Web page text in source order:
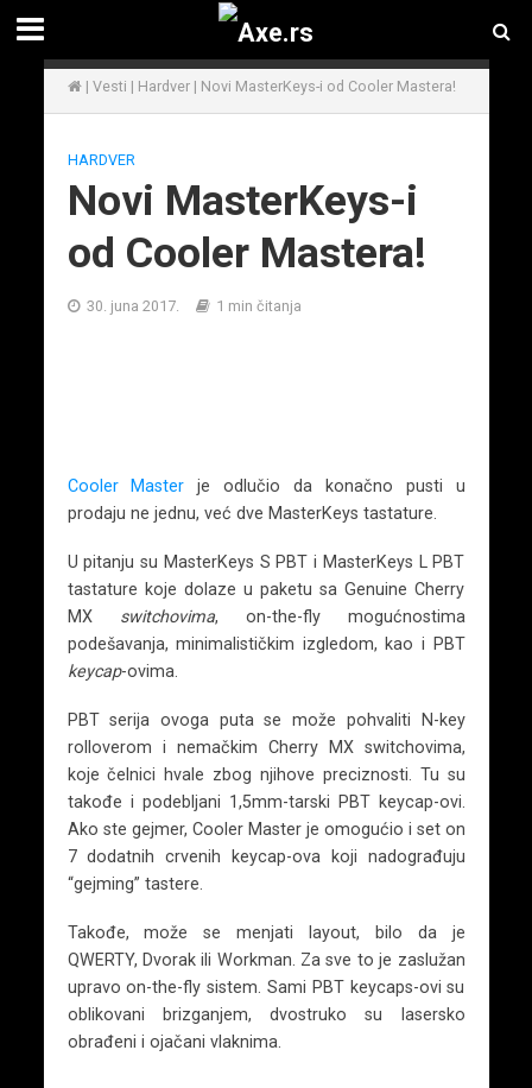
| Vesti | Hardver| Novi MasterKeys-i od Cooler Mastera!
HARDVER
Novi MasterKeys-i
od Cooler Mastera!
30. juna 2017. 1 min čitanja
Cooler Master je odlučio da konačno pusti u
prodaju ne jednu, već dve MasterKeys tastature.
U pitanju su MasterKeys S PBT i MasterKeys L PBT
tastature koje dolaze u paketu sa Genuine Cherry
MX switchovima, on-the-fly mogućnostima
podešavanja, minimalističkim izgledom, kao i PBT
keycap-ovima.
PBT serija ovoga puta se može pohvaliti N-key
rolloverom i nemačkim Cherry MX switchovima,
koje čelnici hvale zbog njihove preciznosti. Tu su
takođe i podebljani 1,5mm-tarski PBT keycap-ovi.
Ako ste gejmer, Cooler Master je omogućio i set on
7 dodatnih crvenih keycap-ova koji nadograđuju
“gejming” tastere.
Takođe, može se menjati layout, bilo da je
QWERTY, Dvorak ili Workman. Za sve to je zaslužan
upravo on-the-fly sistem. Sami PBT keycaps-ovi su
oblikovani brizganjem, dvostruko su lasersko
obrađeni i ojačani vlaknima.